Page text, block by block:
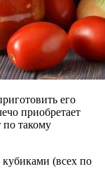
его
приобретает
по такому
кубиками (всех по